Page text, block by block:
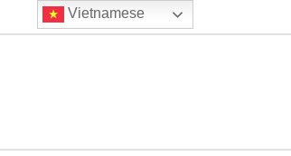
Vietnamese